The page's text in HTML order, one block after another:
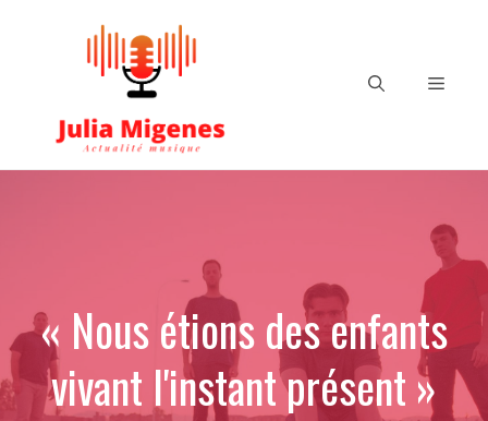
Menu
« Nous étions des enfants
vivant l'instant présent »